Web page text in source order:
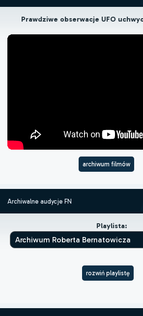
Prawdziwe obserwacje UFO
archiwum filmów
Archiwalne audycje FN
Playlista:
rozwiń playlistę